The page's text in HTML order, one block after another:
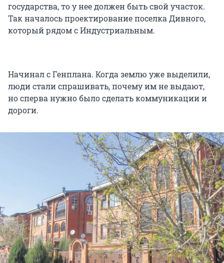
государства, то у нее должен быть свой участок.
Так началось проектирование поселка Дивного,
который рядом с Индустриальным.
Начинал с Генплана. Когда землю уже выделили,
люди стали спрашивать, почему им не выдают,
но сперва нужно было сделать коммуникации и
дороги.